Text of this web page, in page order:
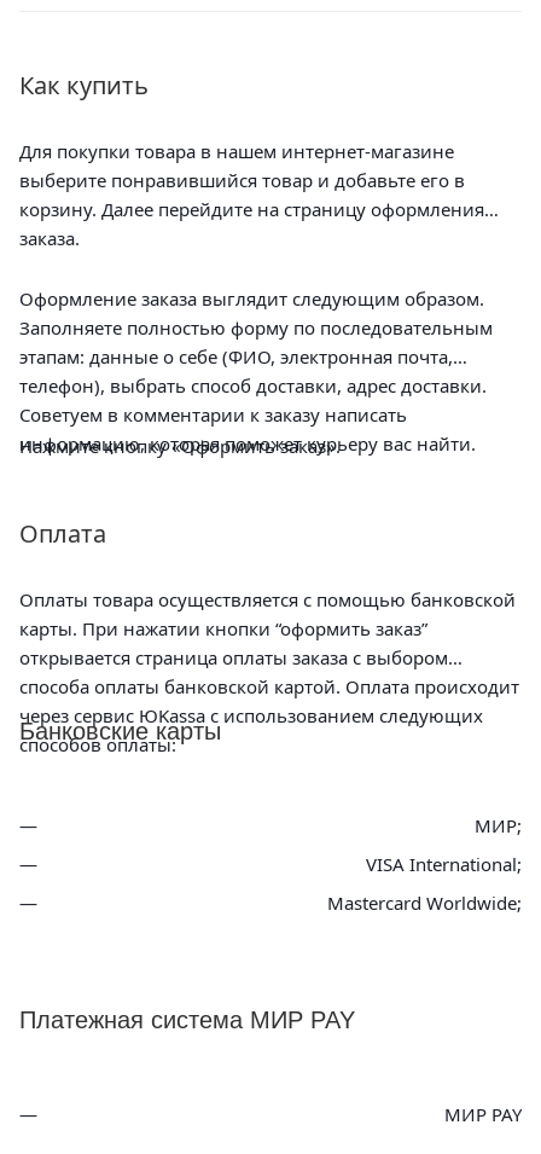
Как купить
Для покупки товара в нашем интернет-магазине
выберите понравившийся товар и добавьте его в
корзину. Далее перейдите на страницу оформления
заказа.
Оформление заказа выглядит следующим образом.
Заполняете полностью форму по последовательным
этапам: данные о себе (ФИО, электронная почта,
телефон), выбрать способ доставки, адрес доставки.
Советуем в комментарии к заказу написать
информацию, которая поможет курьеру вас найти.
Нажмите кнопку «Оформить заказ».
Оплата
Оплаты товара осуществляется с помощью банковской
карты. При нажатии кнопки “оформить заказ”
открывается страница оплаты заказа с выбором
способа оплаты банковской картой. Оплата происходит
через сервис ЮKassa с использованием следующих
способов оплаты:
Банковские карты
МИР;
VISA International;
Mastercard Worldwide;
Платежная система МИР PAY
МИР PAY